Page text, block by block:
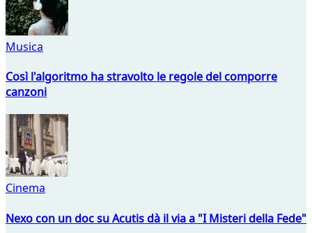
Musica
Così l'algoritmo ha stravolto le regole del comporre
canzoni
Cinema
Nexo con un doc su Acutis dà il via a "I Misteri della Fede"